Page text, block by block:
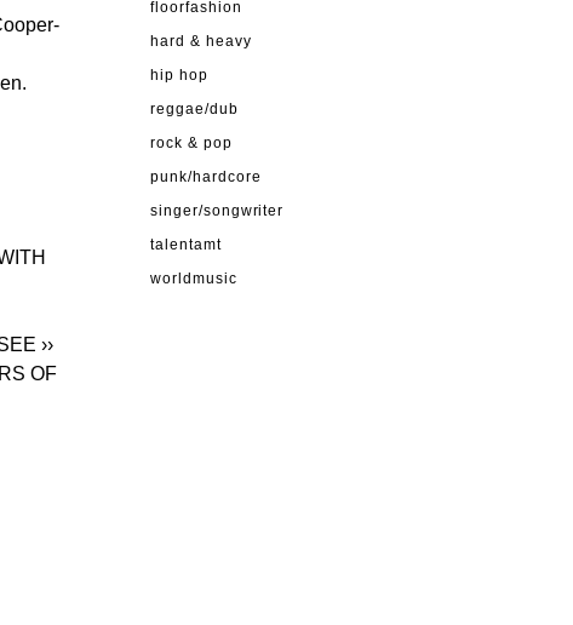
››
OF
floorfashion
hard & heavy
hip hop
reggae/dub
rock & pop
punk/hardcore
singer/songwriter
talentamt
worldmusic